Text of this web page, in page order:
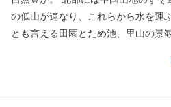
の低山が連なり、これらから水を運
とも言える田園とため池、里山の景
き、週末は近隣からも山登りやBBQ